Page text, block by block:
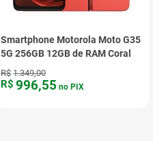
Smartphone Motorola Moto G35
5G 256GB 12GB de RAM Coral
R$ 1.349,00
R$ 996,55 no PIX